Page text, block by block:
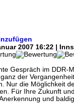
2007 16:22 |
Gespräch im DDR-
der
Nur die Möglichkeit
Für Ihre Zukunft
und